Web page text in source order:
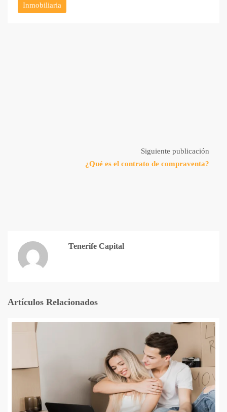
Inmobiliaria
Siguiente publicación
¿Qué es el contrato de compraventa?
Tenerife Capital
Artículos Relacionados